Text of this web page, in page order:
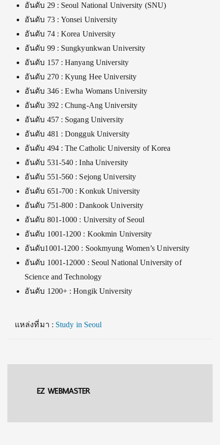
อันดับ 29 : Seoul National University (SNU)
อันดับ 73 : Yonsei University
อันดับ 74 : Korea University
อันดับ 99 : Sungkyunkwan University
อันดับ 157 : Hanyang University
อันดับ 270 : Kyung Hee University
อันดับ 346 : Ewha Womans University
อันดับ 392 : Chung-Ang University
อันดับ 457 : Sogang University
อันดับ 481 : Dongguk University
อันดับ 494 : The Catholic University of Korea
อันดับ 531-540 : Inha University
อันดับ 551-560 : Sejong University
อันดับ 651-700 : Konkuk University
อันดับ 751-800 : Dankook University
อันดับ 801-1000 : University of Seoul
อันดับ 1001-1200 : Kookmin University
อันดับ1001-1200 : Sookmyung Women’s University
อันดับ 1001-12000 : Seoul National University of
Science and Technology
อันดับ 1200+ : Hongik University
แหล่งที่มา : Study in Seoul
EZ WEBMASTER